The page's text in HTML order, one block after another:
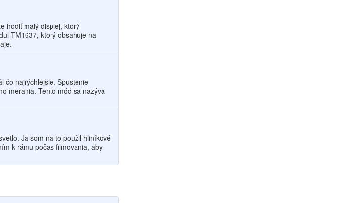
hodiť malý displej, ktorý
TM1637, ktorý obsahuje na
čo najrýchlejšie. Spustenie
merania. Tento mód sa nazýva
Ja som na to použil hliníkové
k rámu počas filmovania, aby